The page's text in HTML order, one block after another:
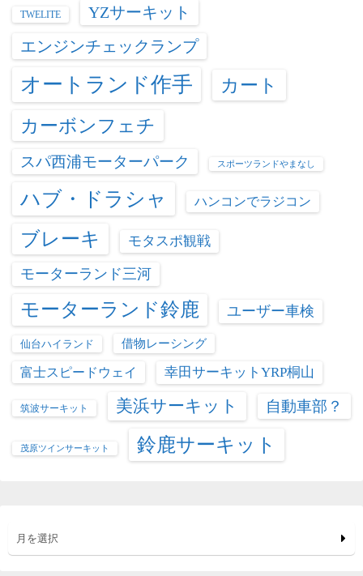
TWELITE
YZサーキット
エンジンチェックランプ
オートランド作手
カート
カーボンフェチ
スパ西浦モーターパーク スポーツランドやまなし
ハブ・ドラシャ ハンコンでラジコン
ブレーキ モタスポ観戦
モーターランド三河
モーターランド鈴鹿 ユーザー車検
仙台ハイランド 借物レーシング
富士スピードウェイ 幸田サーキットYRP桐山
筑波サーキット 美浜サーキット 自動車部？
茂原ツインサーキット 鈴鹿サーキット
月を選択